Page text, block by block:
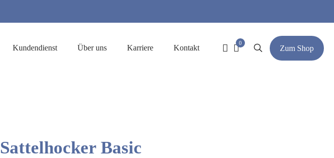
Kundendienst Über uns Karriere Kontakt
0
Zum Shop
Sattelhocker Basic